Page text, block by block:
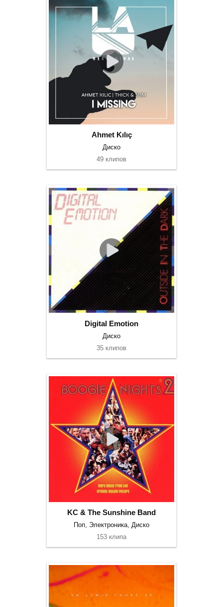
Ahmet Kılıç
Диско
49 клипов
Digital Emotion
Диско
35 клипов
KC & The Sunshine Band
Поп, Электроника, Диско
153 клипа